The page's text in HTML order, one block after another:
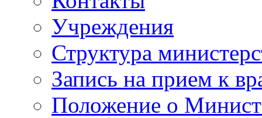
Учреждения
Структура
Запись на прием к
Положение о